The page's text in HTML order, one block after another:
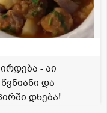
- აი
და
დნება!